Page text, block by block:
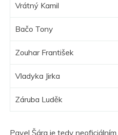
Vrátný Kamil
Bačo Tony
Zouhar František
Vladyka Jirka
Záruba Luděk
Pavel Šára je tedy neoficiálním